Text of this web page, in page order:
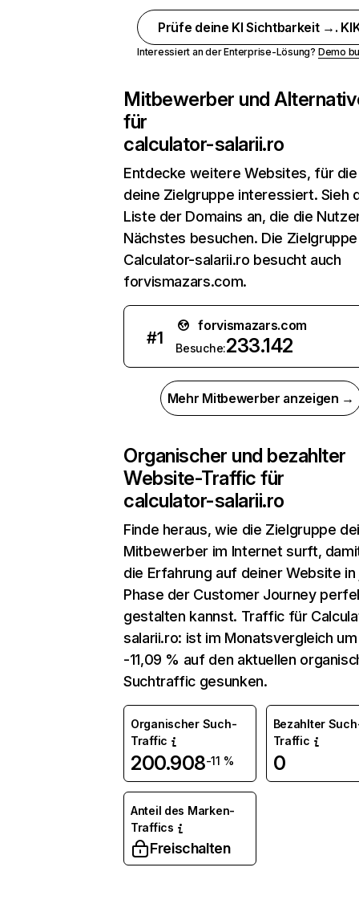
Prüfe deine KI Sichtbarkeit →.
Interessiert an der Enterprise-Lösung? Demo
Mitbewerber und
für
calculator-salarii.ro
Entdecke weitere Websites, für
deine Zielgruppe interessiert. Sieh
Liste der Domains an, die die
Nächstes besuchen. Die
Calculator-salarii.ro besucht auch
forvismazars.com.
#1
forvismazars.com
Besuche:233.142
Mehr Mitbewerber anzeigen →
Organischer und bezahlter
Website-Traffic für
calculator-salarii.ro
Finde heraus, wie die Zielgruppe
Mitbewerber im Internet surft,
die Erfahrung auf deiner Website
Phase der Customer Journey
gestalten kannst. Traffic für
salarii.ro: ist im Monatsvergleich um
-11,09 % auf den aktuellen
Suchtraffic gesunken.
Organischer Such-
Traffic
200.908-11 %
Bezahlter
Traffic
0
Anteil des Marken-
Traffics
Freischalten